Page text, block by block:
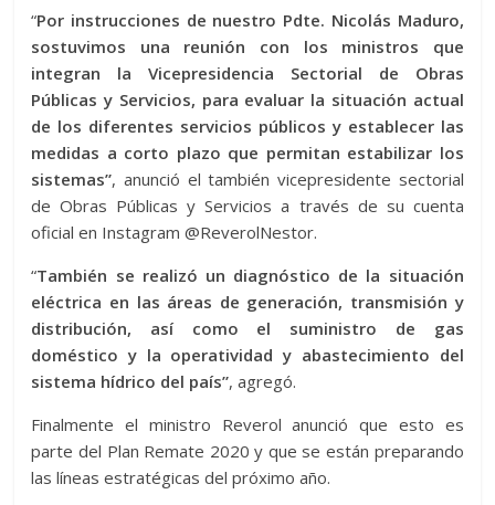
“Por instrucciones de nuestro Pdte. Nicolás Maduro,
sostuvimos una reunión con los ministros que
integran la Vicepresidencia Sectorial de Obras
Públicas y Servicios, para evaluar la situación actual
de los diferentes servicios públicos y establecer las
medidas a corto plazo que permitan estabilizar los
sistemas”, anunció el también vicepresidente sectorial
de Obras Públicas y Servicios a través de su cuenta
oficial en Instagram @ReverolNestor.
“También se realizó un diagnóstico de la situación
eléctrica en las áreas de generación, transmisión y
distribución, así como el suministro de gas
doméstico y la operatividad y abastecimiento del
sistema hídrico del país”, agregó.
Finalmente el ministro Reverol anunció que esto es
parte del Plan Remate 2020 y que se están preparando
las líneas estratégicas del próximo año.